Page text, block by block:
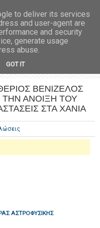
ΒΕΝΙΖΕΛΟΣ
ΑΝΟΙΞΗ ΤΟΥ
ΣΤΑ ΧΑΝΙΑ
ΑΣΤΡΟΦΥΣΙΚΗΣ
to deliver its services
and user-agent are
and security
generate usage
abuse.
GOT IT